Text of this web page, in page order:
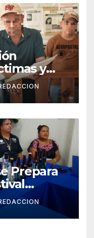
y
Prepara
Cerveza
2026